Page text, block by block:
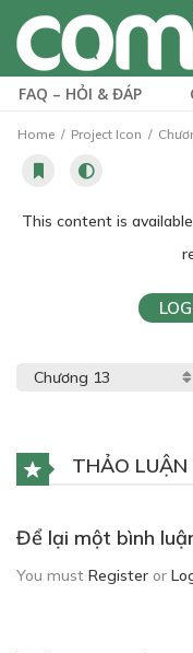
FAQ – HỎI & ĐÁP
Home Project Icon
This content is
THẢO LUẬN
Để lại một bình
You must Register or